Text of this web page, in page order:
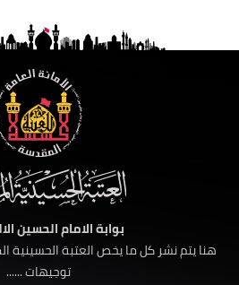
بوابة الامام الحسين
هنا يتم نشر كل ما يخص العتبة الحسينية
توجيهات ......